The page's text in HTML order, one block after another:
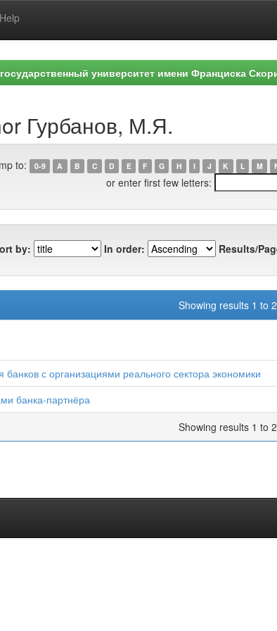
Help
университет имени Франциска
Гурбанов, М.Я.
to: 0-9 A B C D E F G H I J K L M
or enter first few letters:
by: In order: Results/
Showing results 1 to
банков с организациями реального сектора экономики
банка-партнёра
Showing results 1 to